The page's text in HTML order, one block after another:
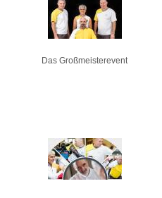
Das Großmeisterevent
Seiten